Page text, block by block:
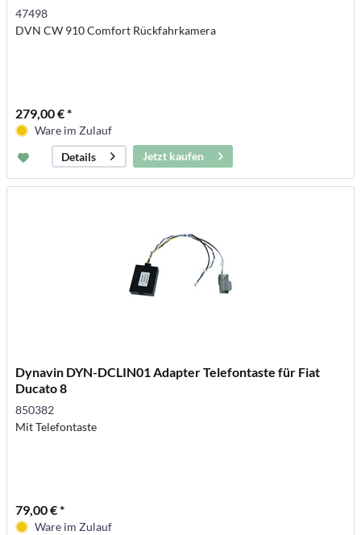
47498
DVN CW 910 Comfort Rückfahrkamera
279,00 € *
Ware im Zulauf
Details
Jetzt kaufen
Dynavin DYN-DCLIN01 Adapter Telefontaste für Fiat
Ducato 8
850382
Mit Telefontaste
79,00 € *
Ware im Zulauf